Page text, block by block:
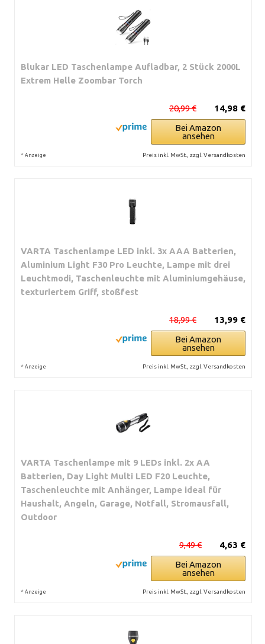
Blukar LED Taschenlampe Aufladbar, 2 Stück 2000L
Extrem Helle Zoombar Torch
14,98 €
20,99 €
Bei Amazon
ansehen
* Anzeige Preis inkl. MwSt., zzgl. Versandkosten
VARTA Taschenlampe LED inkl. 3x AAA Batterien,
Aluminium Light F30 Pro Leuchte, Lampe mit drei
Leuchtmodi, Taschenleuchte mit Aluminiumgehäuse,
texturiertem Griff, stoßfest
13,99 €
18,99 €
Bei Amazon
ansehen
* Anzeige Preis inkl. MwSt., zzgl. Versandkosten
VARTA Taschenlampe mit 9 LEDs inkl. 2x AA
Batterien, Day Light Multi LED F20 Leuchte,
Taschenleuchte mit Anhänger, Lampe ideal für
Haushalt, Angeln, Garage, Notfall, Stromausfall,
Outdoor
4,63 €
9,49 €
Bei Amazon
ansehen
* Anzeige Preis inkl. MwSt., zzgl. Versandkosten